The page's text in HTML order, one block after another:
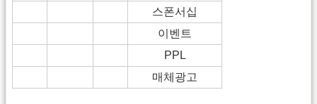
스폰서십
이벤트
PPL
매체광고